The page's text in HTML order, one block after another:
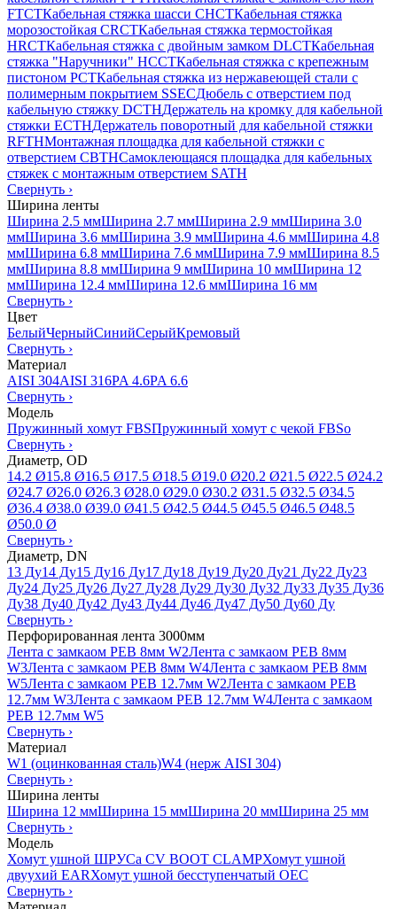
FTCTКабельная стяжка шасси CHCTКабельная стяжка
морозостойкая CRCTКабельная стяжка термостойкая
HRCTКабельная стяжка с двойным замком DLCTКабельная
стяжка "Наручники" HCCTКабельная стяжка с крепежным
пистоном PCTКабельная стяжка из нержавеющей стали с
полимерным покрытием SSECДюбель с отверстием под
кабельную стяжку DCTHДержатель на кромку для кабельной
стяжки ECTHДержатель поворотный для кабельной стяжки
RFTHМонтажная площадка для кабельной стяжки с
отверстием CBTHСамоклеющаяся площадка для кабельных
стяжек с монтажным отверстием SATH
Свернуть ›
Ширина ленты
Ширина 2.5 ммШирина 2.7 ммШирина 2.9 ммШирина 3.0
ммШирина 3.6 ммШирина 3.9 ммШирина 4.6 ммШирина 4.8
ммШирина 6.8 ммШирина 7.6 ммШирина 7.9 ммШирина 8.5
ммШирина 8.8 ммШирина 9 ммШирина 10 ммШирина 12
ммШирина 12.4 ммШирина 12.6 ммШирина 16 мм
Свернуть ›
Цвет
БелыйЧерныйСинийСерыйКремовый
Свернуть ›
Материал
AISI 304AISI 316PA 4.6PA 6.6
Свернуть ›
Модель
Пружинный хомут FBSПружинный хомут с чекой FBSo
Свернуть ›
Диаметр, OD
14.2 Ø15.8 Ø16.5 Ø17.5 Ø18.5 Ø19.0 Ø20.2 Ø21.5 Ø22.5 Ø24.2
Ø24.7 Ø26.0 Ø26.3 Ø28.0 Ø29.0 Ø30.2 Ø31.5 Ø32.5 Ø34.5
Ø36.4 Ø38.0 Ø39.0 Ø41.5 Ø42.5 Ø44.5 Ø45.5 Ø46.5 Ø48.5
Ø50.0 Ø
Свернуть ›
Диаметр, DN
13 Ду14 Ду15 Ду16 Ду17 Ду18 Ду19 Ду20 Ду21 Ду22 Ду23
Ду24 Ду25 Ду26 Ду27 Ду28 Ду29 Ду30 Ду32 Ду33 Ду35 Ду36
Ду38 Ду40 Ду42 Ду43 Ду44 Ду46 Ду47 Ду50 Ду60 Ду
Свернуть ›
Перфорированная лента 3000мм
Лента с замкаом PEB 8мм W2Лента с замкаом PEB 8мм
W3Лента с замкаом PEB 8мм W4Лента с замкаом PEB 8мм
W5Лента с замкаом PEB 12.7мм W2Лента с замкаом PEB
12.7мм W3Лента с замкаом PEB 12.7мм W4Лента с замкаом
PEB 12.7мм W5
Свернуть ›
Материал
W1 (оцинкованная сталь)W4 (нерж AISI 304)
Свернуть ›
Ширина ленты
Ширина 12 ммШирина 15 ммШирина 20 ммШирина 25 мм
Свернуть ›
Модель
Хомут ушной ШРУСа CV BOOT CLAMPХомут ушной
двуухий EARХомут ушной бесступенчатый OEC
Свернуть ›